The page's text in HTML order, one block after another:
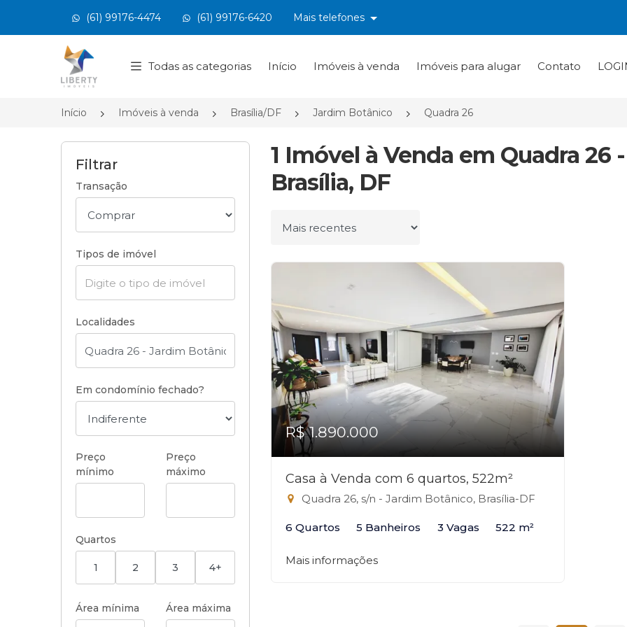
(61) 99176-4474 (61) 99176-6420 Mais telefones
Página inicial
Todas as categorias Início Imóveis à venda Imóveis para alugar Contato
Início Imóveis à venda Brasília/DF Jardim Botânico Quadra 26
Filtrar
Transação
Tipos de imóvel
Localidades
Em condomínio fechado?
Preço
mínimo
Preço
máximo
Quartos
1 2 3 4+
Área mínima Área máxima
1 Imóvel à Venda em Quadra 26
Brasília, DF
Ordenar por
R$ 1.890.000
Casa à Venda com 6 quartos, 522m²
Quadra 26, s/n - Jardim Botânico, Brasília-DF
6 Quartos 5 Banheiros 3 Vagas 522 m²
Mais informações